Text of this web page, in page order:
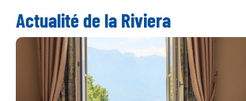
Actualité de la Riviera